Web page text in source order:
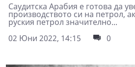
Саудитска Арабия е готова да
производството си на петрол,
руския петрол значително...
02 Юни 2022, 14:15
0